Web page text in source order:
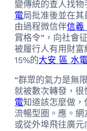
變傳統的查人找
電局批准後並在
由過程微信伴信義
賞格令”，向社會
被履行人有用財
15%的大安 區 水
“群眾的氣力是無
就被數次轉發，
電知道該怎麼做，
流暢型圈。應。
或從外埠飛往廣